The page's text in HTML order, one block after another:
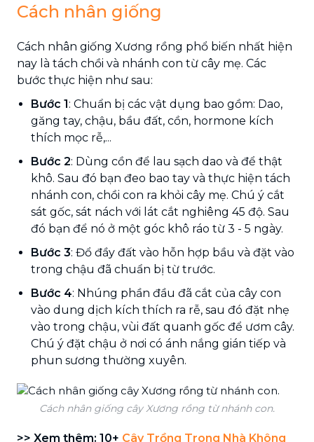
Cách nhân giống
Cách nhân giống Xương rồng phổ biến nhất hiện
nay là tách chồi và nhánh con từ cây mẹ. Các
bước thực hiện như sau:
Bước 1: Chuẩn bị các vật dụng bao gồm: Dao,
găng tay, chậu, bầu đất, cồn, hormone kích
thích mọc rễ,...
Bước 2: Dùng cồn để lau sạch dao và để thật
khô. Sau đó bạn đeo bao tay và thực hiện tách
nhánh con, chồi con ra khỏi cây mẹ. Chú ý cắt
sát gốc, sát nách với lát cắt nghiêng 45 độ. Sau
đó bạn để nó ở một góc khô ráo từ 3 - 5 ngày.
Bước 3: Đổ đầy đất vào hỗn hợp bầu và đặt vào
trong chậu đã chuẩn bị từ trước.
Bước 4: Nhúng phần đầu đã cắt của cây con
vào dung dịch kích thích ra rễ, sau đó đặt nhẹ
vào trong chậu, vùi đất quanh gốc để ươm cây.
Chú ý đặt chậu ở nơi có ánh nắng gián tiếp và
phun sương thường xuyên.
Cách nhân giống cây Xương rồng từ nhánh con.
>> Xem thêm: 10+ Cây Trồng Trong Nhà Không